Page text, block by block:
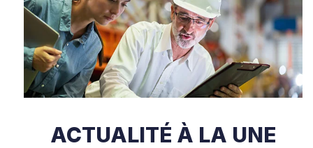
ACTUALITÉ À LA UNE